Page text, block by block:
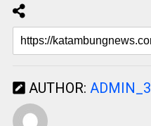
AUTHOR: ADMIN_3